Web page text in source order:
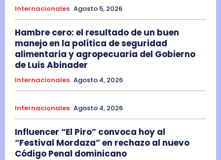
Internacionales Agosto 5, 2026
Hambre cero: el resultado de un buen
manejo en la política de seguridad
alimentaria y agropecuaria del Gobierno
de Luis Abinader
Internacionales Agosto 4, 2026
Internacionales Agosto 4, 2026
Influencer “El Piro” convoca hoy al
“Festival Mordaza” en rechazo al nuevo
Código Penal dominicano